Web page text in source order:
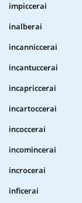
impiccerai
inalberai
incanniccerai
incantuccerai
incapriccerai
incartoccerai
incoccerai
incomincerai
incrocerai
inficerai